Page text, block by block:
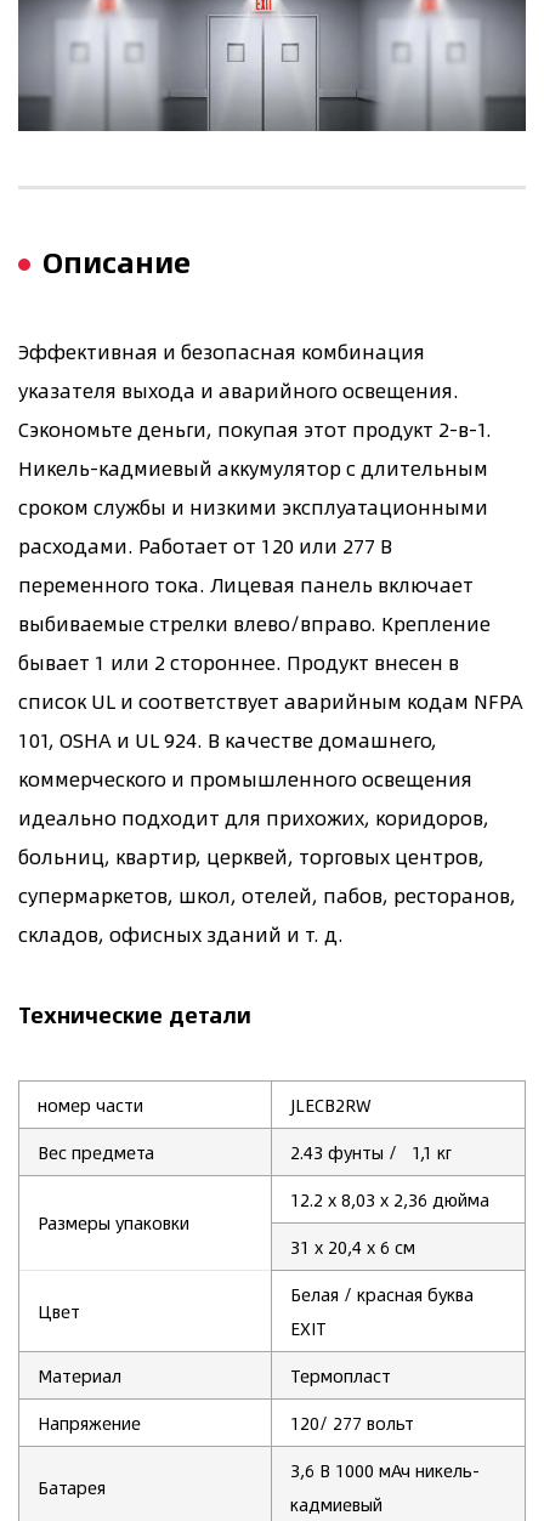
Описание
Эффективная и безопасная комбинация
указателя выхода и аварийного освещения.
Сэкономьте деньги, покупая этот продукт 2-в-1.
Никель-кадмиевый аккумулятор с длительным
сроком службы и низкими эксплуатационными
расходами. Работает от 120 или 277 В
переменного тока. Лицевая панель включает
выбиваемые стрелки влево/вправо. Крепление
бывает 1 или 2 стороннее. Продукт внесен в
список UL и соответствует аварийным кодам NFPA
101, OSHA и UL 924. В качестве домашнего,
коммерческого и промышленного освещения
идеально подходит для прихожих, коридоров,
больниц, квартир, церквей, торговых центров,
супермаркетов, школ, отелей, пабов, ресторанов,
складов, офисных зданий и т. д.
Технические детали
номер части
JLECB2RW
Вес предмета
2.43 фунты / 1,1 кг
Размеры упаковки
12.2 х 8,03 х 2,36 дюйма
31 х 20,4 х 6 см
Цвет
‎Белая / красная буква
EXIT
Материал
Термопласт
Напряжение
120/ 277 вольт
Батарея
3,6 В 1000 мАч никель-
кадмиевый